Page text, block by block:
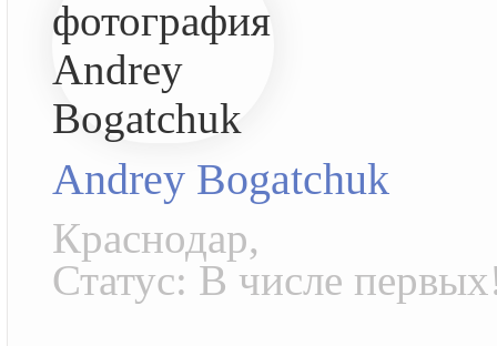
Andrey Bogatchuk
Краснодар,
Статус: В числе